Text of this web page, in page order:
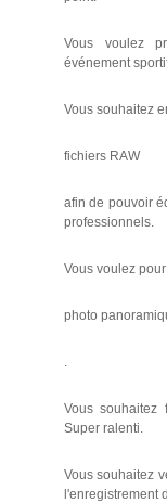
Vous voulez
événement
Vous souhaitez
fichiers RAW
afin de pouvoir
professionnels.
Vous voulez
photo
.
Vous
Super ralenti.
Vous souhaitez
l'enregistrement